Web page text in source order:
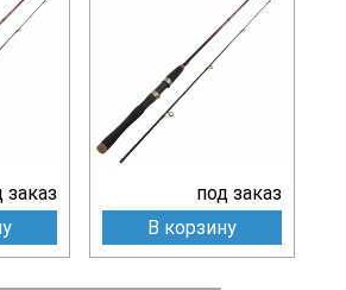
заказ
под заказ
В корзину